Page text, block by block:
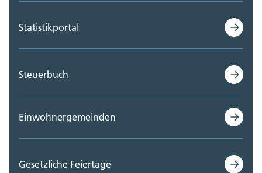
Statistikportal
Steuerbuch
Einwohnergemeinden
Gesetzliche Feiertage